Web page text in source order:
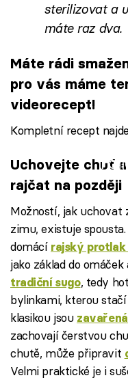
sterilizovat a
máte raz dva.
Máte rádi
pro vás máme
videorecept!
Kompletní recept
Uchovejte chuť
rajčat na později
Možností, jak uchovat
zimu, existuje
domácí rajský protlak
jako základ do
tradiční sugo, tedy
bylinkami, kterou
klasikou jsou
zachovají čerstvou
chutě, může připravit
Velmi praktické je i